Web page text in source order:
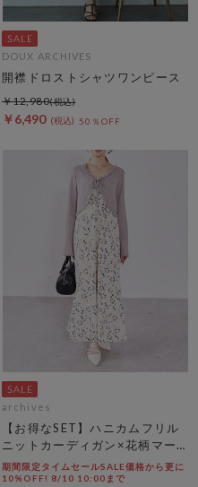
DOUX ARCHIVES
開襟ドロストシャツワンピース
￥6,490 50％OFF
￥12,980
archives
【お得なSET】ハニカムフリル
ニットカーディガン×花柄マー
メイドキャミｏｐＳＥＴ
期間限定タイムセールSALE価格から更に
10%OFF! 8/10 10:00まで